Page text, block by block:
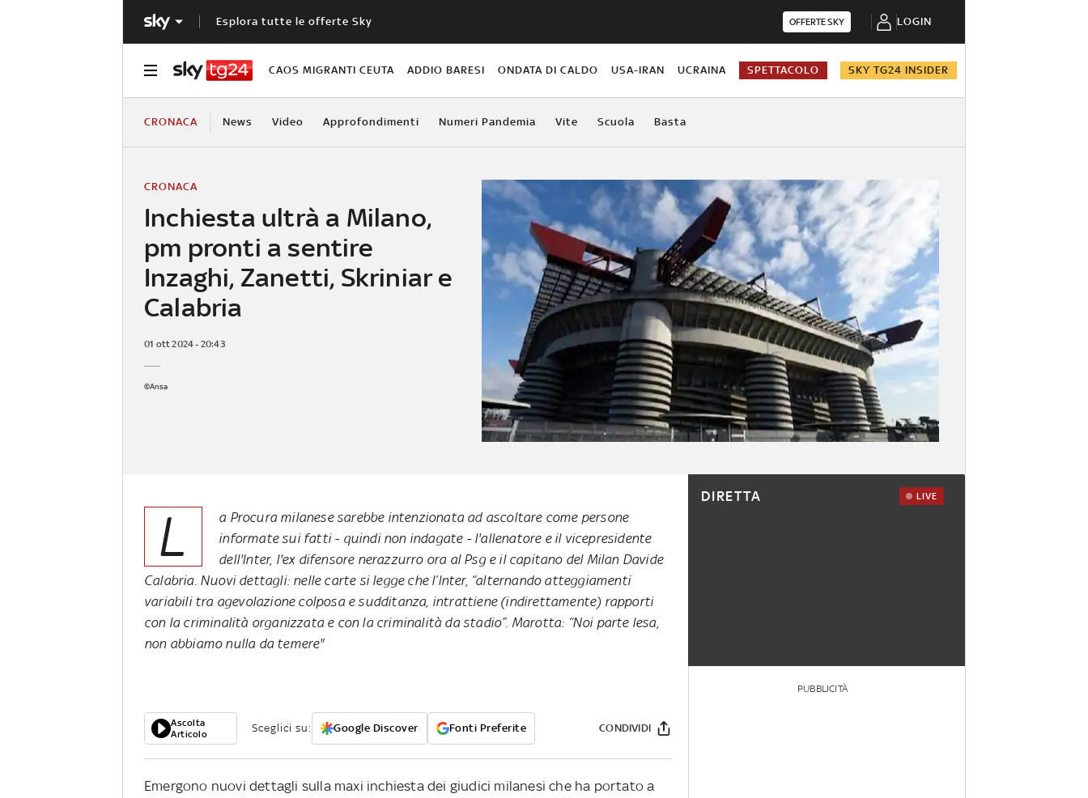
Esplora tutte le offerte Sky OFFERTE SKY LOGIN
CAOS MIGRANTI CEUTA ADDIO BARESI ONDATA DI CALDO USA-IRAN UCRAINA SPETTACOLO SKY TG24 INSIDER
CRONACA News Video Approfondimenti Numeri Pandemia Vite Scuola Basta
Inchiesta ultrà a Milano,
pm pronti a sentire
Inzaghi, Zanetti, Skriniar e
Calabria
CRONACA
01 ott 2024 - 20:43
©Ansa
L
a Procura milanese sarebbe intenzionata ad ascoltare come persone
informate sui fatti - quindi non indagate - l'allenatore e il vicepresidente
dell'Inter, l'ex difensore nerazzurro ora al Psg e il capitano del Milan Davide
Calabria. Nuovi dettagli: nelle carte si legge che l’Inter, “alternando atteggiamenti
variabili tra agevolazione colposa e sudditanza, intrattiene (indirettamente) rapporti
con la criminalità organizzata e con la criminalità da stadio”. Marotta: “Noi parte lesa,
non abbiamo nulla da temere"
Ascolta
Articolo
Sceglici su: Google Discover Fonti Preferite CONDIVIDI
Emergono nuovi dettagli sulla maxi inchiesta dei giudici milanesi che ha portato a
DIRETTA LIVE
PUBBLICITÀ